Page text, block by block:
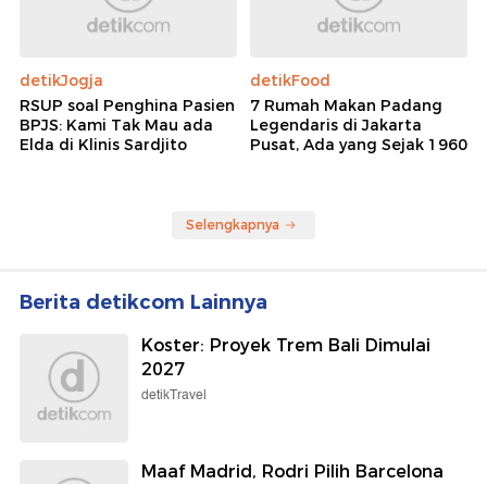
detikJogja
RSUP soal Penghina Pasien
BPJS: Kami Tak Mau ada
Elda di Klinis Sardjito
detikFood
7 Rumah Makan Padang
Legendaris di Jakarta
Pusat, Ada yang Sejak 1960
Selengkapnya
Berita detikcom Lainnya
Koster: Proyek Trem Bali Dimulai
2027
detikTravel
Maaf Madrid, Rodri Pilih Barcelona